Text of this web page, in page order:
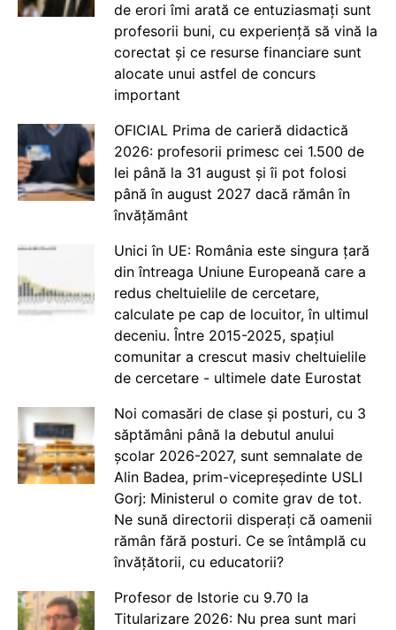
de erori îmi arată ce entuziasmați sunt
profesorii buni, cu experiență să vină la
corectat și ce resurse financiare sunt
alocate unui astfel de concurs
important
OFICIAL Prima de carieră didactică
2026: profesorii primesc cei 1.500 de
lei până la 31 august și îi pot folosi
până în august 2027 dacă rămân în
învățământ
Unici în UE: România este singura țară
din întreaga Uniune Europeană care a
redus cheltuielile de cercetare,
calculate pe cap de locuitor, în ultimul
deceniu. Între 2015-2025, spațiul
comunitar a crescut masiv cheltuielile
de cercetare - ultimele date Eurostat
Noi comasări de clase și posturi, cu 3
săptămâni până la debutul anului
școlar 2026-2027, sunt semnalate de
Alin Badea, prim-vicepreședinte USLI
Gorj: Ministerul o comite grav de tot.
Ne sună directorii disperați că oamenii
rămân fără posturi. Ce se întâmplă cu
învățătorii, cu educatorii?
Profesor de Istorie cu 9.70 la
Titularizare 2026: Nu prea sunt mari